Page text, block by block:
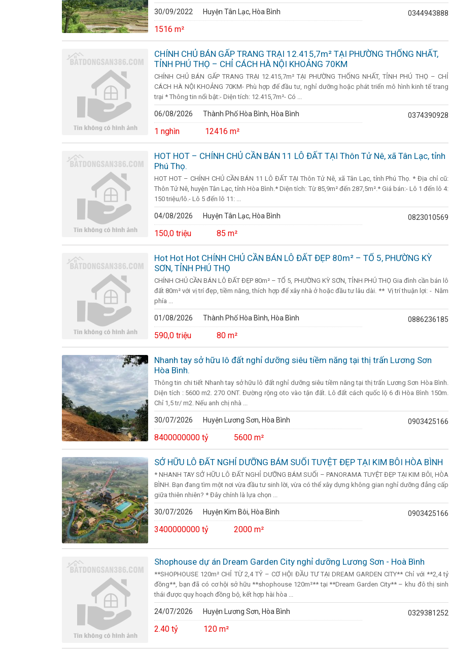
30/09/2022 Huyện Tân Lạc, Hòa Bình
1516 m²
0344943888
CHÍNH CHỦ BÁN GẤP TRANG TRẠI 12.415,7m² TẠI PHƯỜNG THỐNG NHẤT,
TỈNH PHÚ THỌ – CHỈ CÁCH HÀ NỘI KHOẢNG 70KM
CHÍNH CHỦ BÁN GẤP TRANG TRẠI 12.415,7m² TẠI PHƯỜNG THỐNG NHẤT, TỈNH PHÚ THỌ – CHỈ
CÁCH HÀ NỘI KHOẢNG 70KM- Phù hợp để đầu tư, nghỉ dưỡng hoặc phát triển mô hình kinh tế trang
trại * Thông tin nổi bật:- Diện tích: 12.415,7m²- Có ...
06/08/2026 Thành Phố Hòa Bình, Hòa Bình
1 nghìn 12416 m²
0374390928
HOT HOT – CHÍNH CHỦ CẦN BÁN 11 LÔ ĐẤT TẠI Thôn Tử Nê, xã Tân Lạc, tỉnh
Phú Thọ.
HOT HOT – CHÍNH CHỦ CẦN BÁN 11 LÔ ĐẤT TẠI Thôn Tử Nê, xã Tân Lạc, tỉnh Phú Thọ. * Địa chỉ cũ:
Thôn Tử Nê, huyện Tân Lạc, tỉnh Hòa Bình.* Diện tích: Từ 85,9m² đến 287,5m².* Giá bán:- Lô 1 đến lô 4:
150 triệu/lô.- Lô 5 đến lô 11: ...
04/08/2026 Huyện Tân Lạc, Hòa Bình
150,0 triệu 85 m²
0823010569
Hot Hot Hot CHÍNH CHỦ CẦN BÁN LÔ ĐẤT ĐẸP 80m² – TỔ 5, PHƯỜNG KỲ
SƠN, TỈNH PHÚ THỌ
CHÍNH CHỦ CẦN BÁN LÔ ĐẤT ĐẸP 80m² – TỔ 5, PHƯỜNG KỲ SƠN, TỈNH PHÚ THỌ Gia đình cần bán lô
đất 80m² với vị trí đẹp, tiềm năng, thích hợp để xây nhà ở hoặc đầu tư lâu dài. ** Vị trí thuận lợi: - Nằm
phía ...
01/08/2026 Thành Phố Hòa Bình, Hòa Bình
590,0 triệu 80 m²
0886236185
Nhanh tay sở hữu lô đất nghỉ dưỡng siêu tiềm năng tại thị trấn Lương Sơn
Hòa Bình.
Thông tin chi tiết Nhanh tay sở hữu lô đất nghỉ dưỡng siêu tiềm năng tại thị trấn Lương Sơn Hòa Bình.
Diện tích : 5600 m2. 270 ONT. Đường rộng oto vào tận đất. Lô đất cách quốc lộ 6 đi Hòa Bình 150m.
Chỉ 1,5 tr/ m2. Nếu anh chị nhà ...
30/07/2026 Huyện Lương Sơn, Hòa Bình
8400000000 tỷ 5600 m²
0903425166
SỞ HỮU LÔ ĐẤT NGHỈ DƯỠNG BÁM SUỐI TUYỆT ĐẸP TẠI KIM BÔI HÒA BÌNH
* NHANH TAY SỞ HỮU LÔ ĐẤT NGHỈ DƯỠNG BÁM SUỐI – PANORAMA TUYỆT ĐẸP TẠI KIM BÔI, HÒA
BÌNH. Bạn đang tìm một nơi vừa đầu tư sinh lời, vừa có thể xây dựng không gian nghỉ dưỡng đẳng cấp
giữa thiên nhiên? * Đây chính là lựa chọn ...
30/07/2026 Huyện Kim Bôi, Hòa Bình
3400000000 tỷ 2000 m²
0903425166
Shophouse dự án Dream Garden City nghỉ dưỡng Lương Sơn - Hoà Bình
**SHOPHOUSE 120m² CHỈ TỪ 2,4 TỶ – CƠ HỘI ĐẦU TƯ TẠI DREAM GARDEN CITY** Chỉ với **2,4 tỷ
đồng**, bạn đã có cơ hội sở hữu **shophouse 120m²** tại **Dream Garden City** – khu đô thị sinh
thái được quy hoạch đồng bộ, kết hợp hài hòa ...
24/07/2026 Huyện Lương Sơn, Hòa Bình
2.40 tỷ 120 m²
0329381252